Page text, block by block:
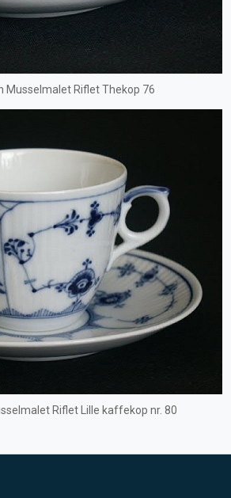
Musselmalet Riflet Thekop 76
Riflet Lille kaffekop nr. 80